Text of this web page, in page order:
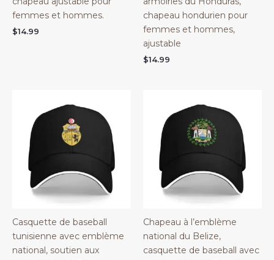
femmes et hommes.
$14.99
chapeau hondurien pour
femmes et hommes,
ajustable
$14.99
Casquette de baseball
tunisienne avec emblème
national, soutien aux
Chapeau à l’emblème
national du Belize,
casquette de baseball avec